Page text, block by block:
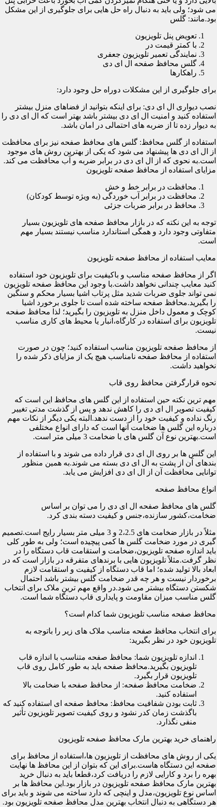
می شود؛ ولی باید به دنبال راه حل هایی برای جلوگیری از این مشکل
بود.مانند: گلس
تعویض پنل تلویزیون
با کمتر قیمت در
نمایندگی تعمیر تلویزیون جعفری
گلس محافظ صفحه ال ای دی
راهکارها
برای جلوگیری از این مشکلات دوراه حل وجود دارد:
نصب دیواری ال ای دی: برای اینکه بتوانید از فضاهای منزل بیشتر
استفاده کنید و امنیت ال ای دی بیشتر باشد بهتر است که ال ای دی را
به دیوار زده تا از ضربه های احتمالی در امان باشد.
استفاده از گلس محافظ: گلس های محافظ صفحه نیز برای محافظت
از ال ای دی ها پیشنهاد می شود که یکی از بهترین روش های موجود
است.به نحوی که از ال ای دی در برابر ضربه و آب محافظت می کند.
مزایای استفاده از محافظ صفحه تلویزیون
محافظت در برابر خط و خش
محافظت در برابر آب خوردگی (به ویژه توسط کودکان)
محافظ در برابر ضربات جزئی
توجه به این نکته که در بازار محافظ صفحه های تلویزیون بسیار
متفاوتی وجود دارد و همگی استاندارد مناسب نیستند بسیار مهم
است.
معایب استفاده از محافظ صفحه تلویزیون
اگر از محافظ صفحه مناسب و باکیفیت برای تلویزیون خود استفاده
کنید معایب چندانی نخواهد داشت.با وجود این محافظ صفحه تلویزیون
نمی تواند جلوی ضربات شدید مثل پرتاب اشیا بسیار محکم و سنگین
را بگیرید.محافظ صفحه ساخته شده است تا جلوی برخورد اشیا
کوچک و معمول داخل منزل به تلویزیون را بگیرید؛ لذا محافظ صفحه
تلویزیون برای استفاده در کارگاه،انبار یا محیط های کاری مناسب
نیست.
از محافظ صفحه تلویزیون مناسب استفاده کنید؛ چون در صورت
استفاده از محافظ صفحه نامناسب هیچ یک از مزایای ذکر شده را
نخواهید داشت.
نحوه قرارگرفتن محافظ روی قاب
مهم ترین نکته حین استفاده از این گلس های محافظ این است که
کیفیت تصویر ال ای دی را کاهش ندهد و پس از گذشت مدتی تغییر
رنگ نداده و کیفیت خود را از دست ندهد.البته یکی دیگر از نکات مهم
درباره این گلس ها ضخامت آنها است که دارای انواع مختلفی
است.بهترین نوع آن گلس های با ضخامت 3 میلی متر است.
این گلس ها بر روی ال ای دی قرار داده می شوند و با استفاده از
بندهای آن از پشت به ال ای دی بسته می شوند.به همین منظور
توانایی محافظت آن از ال ای دی افزایش می یابد.
انواع محافظ صفحه
گلس های محافظ صفحه ال ای دی را می توان بر اساس
ضخامت،کشور سازنده،جنس و کیفیت دسته بندی کرد.
مثلاً در بازار ضخامت های 2،2.5 و 3 میلی متر بسیار رایج است.تصمیم
گیری در مورد ضخامت گلس ها کمی پیچیده است؛ ولی به طور کلی
باید اندازه صفحه تلویزیون،ضخامت و استقامت قاب دستگاه را در
نظر گرفت.مثلاً تلویزیون هایی با برندهای متفرقه در بازار است که در
ابعاد بالا تولید شده؛ اما قاب دستگاه از کیفیت و استقامت لازم
برخوردار نیست و هر چه قدر ضخامت گلس بیشتر باشد احتمال
شکستن دستگاه بیشتر می شود.در واقع مهم ترین ملاک برای انتخاب
گلس مناسب میزان مقاومت و پایداری قاب دستگاه شما است.
محافظ صفحه مناسب تلویزیون شما کدام است؟
برای انتخاب محافظ صفحه مناسب ملاک های زیر را باتوجه به
تلویزیون خود در نظر بگیرید:
اندازه تلویزیون شما: محافظ صفحه متناسب با اندازه قاب
تلویزیون بگیرید.محافظ صفحه باید به طور کامل روی قاب
تلویزیون قرار بگیرد.
ضخامت محافظ صفحه: از محافظ صفحه با ضخامت بالا
استفاده کنید.
ثابت بودن شفافیت محافظ: محافظ صفحه ای استفاده کنید که
باگذشت زمان کدر نشود و روی کیفیت تصویر تلویزیون تأثیر
منفی نگذارد.
راهنمای خرید بهترین مارک محافظ صفحه تلویزیون
یکی از روش های محافظت از تلویزیون ها،استفاده از محافظ برای
صفحه این دستگاه هاست.برای این که بتوان از این محافظ ها نهایت
بهره را برد و کارایی لازم را دریافت کرد،قطعا باید به دنبال خرید
بهترین مارک محافظ صفحه تلویزیون در بازار بود.این محافظ ها بر
اساس نوع تلویزیون،مدل و اینچی که دارد ساخته می شوند و باید برای
هر دستگاهی به دنبال انتخاب بهترین مدل محافظ صفحه تلویزیون بود.